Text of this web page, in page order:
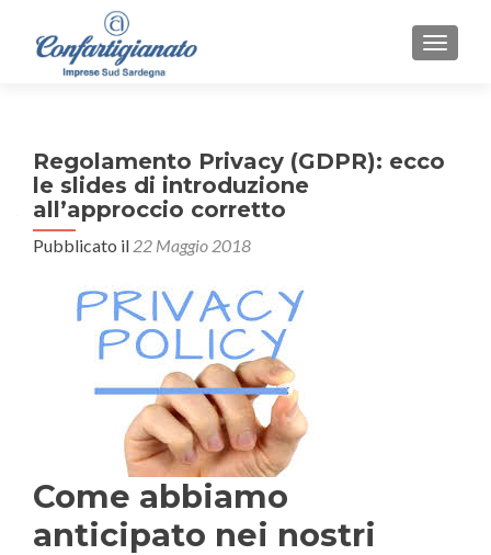
Regolamento Privacy (GDPR): ecco
le slides di introduzione
all’approccio corretto
Pubblicato il 22 Maggio 2018
Come abbiamo
anticipato nei nostri